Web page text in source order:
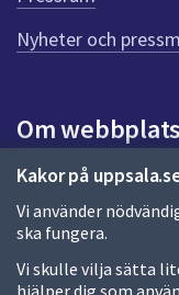
Kakor på
Vi använder
ska fungera.
Vi skulle vilja sätta
hjälper dig som
n
n
a
d
a
Nyheter och
Om
Om webbplatsen
Allmänna
Behandling av